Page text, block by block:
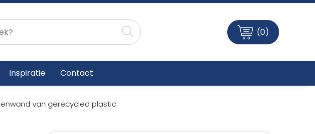
(0)
Inspiratie Contact
van gerecycled plastic